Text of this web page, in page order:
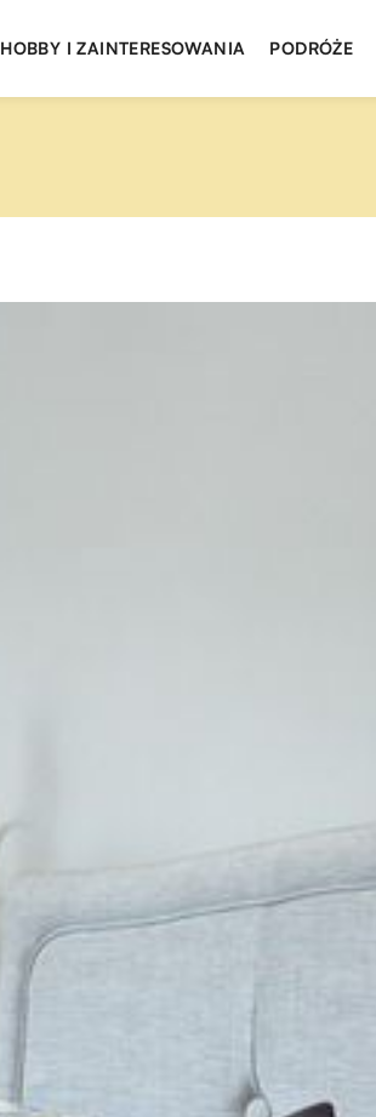
HOBBY I ZAINTERESOWANIA PODRÓŻE